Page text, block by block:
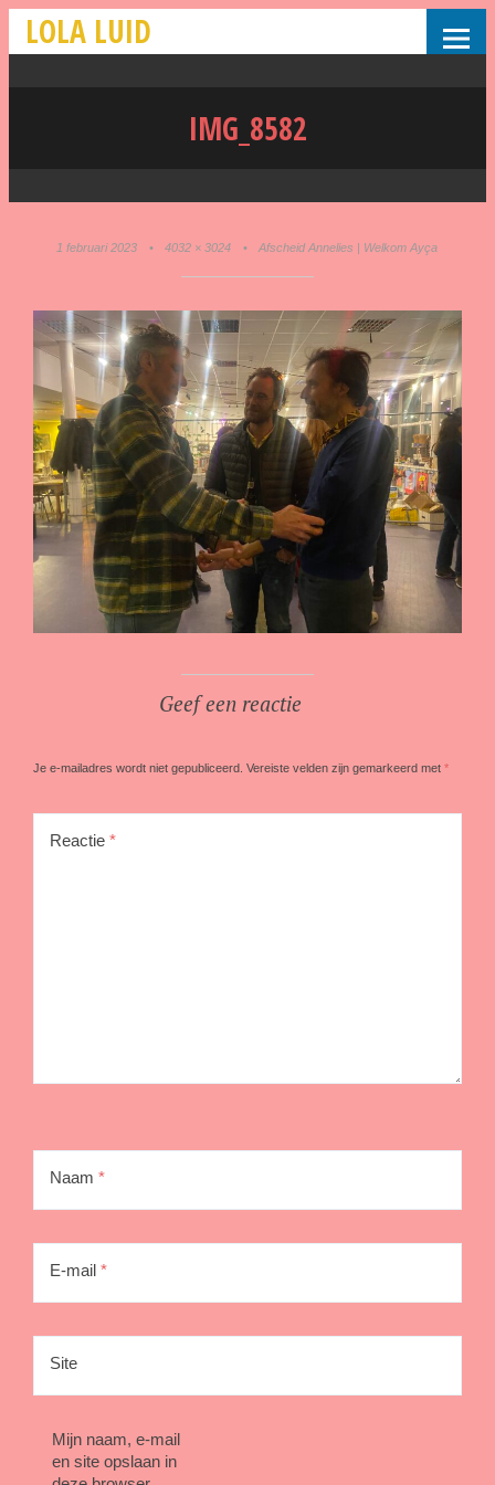
LOLA LUID
IMG_8582
1 februari 2023 • 4032 × 3024 • Afscheid Annelies | Welkom Ayça
Geef een reactie
Je e-mailadres wordt niet gepubliceerd. Vereiste velden zijn gemarkeerd met *
Reactie *
Naam *
E-mail *
Site
Mijn naam, e-mail
en site opslaan in